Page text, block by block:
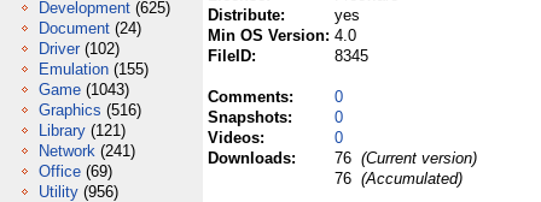
Development (625)
Document (24)
Driver (102)
Emulation (155)
Game (1043)
Graphics (516)
Library (121)
Network (241)
Office (69)
Utility (956)
Distribute:
yes
Min OS Version: 4.0
FileID:
8345
Comments:
0
Snapshots:
0
Videos:
0
Downloads:
76 (Current version)
76 (Accumulated)